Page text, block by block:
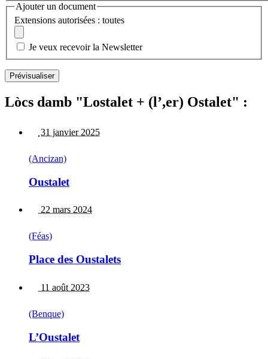
Ajouter un document
Extensions autorisées : toutes
Je veux recevoir la Newsletter
Lòcs damb "Lostalet + (l’,er) Ostalet" :
31 janvier 2025
(Ancizan)
Oustalet
22 mars 2024
(Féas)
Place des Oustalets
11 août 2023
(Benque)
L’Oustalet